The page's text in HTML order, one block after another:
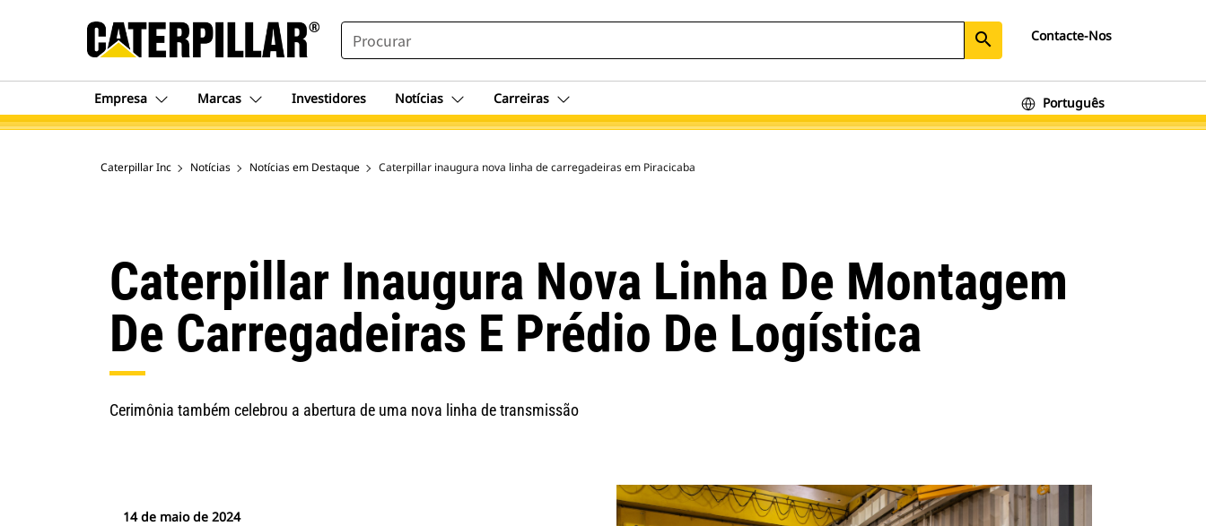
SEARCH search Contacte-Nos
Empresa Marcas Investidores Notícias Carreiras Português
Caterpillar Inc Notícias Notícias em Destaque Caterpillar inaugura nova linha de carregadeiras em Piracicaba
Caterpillar Inaugura Nova Linha De Montagem
De Carregadeiras E Prédio De Logística
Cerimônia também celebrou a abertura de uma nova linha de transmissão
14 de maio de 2024